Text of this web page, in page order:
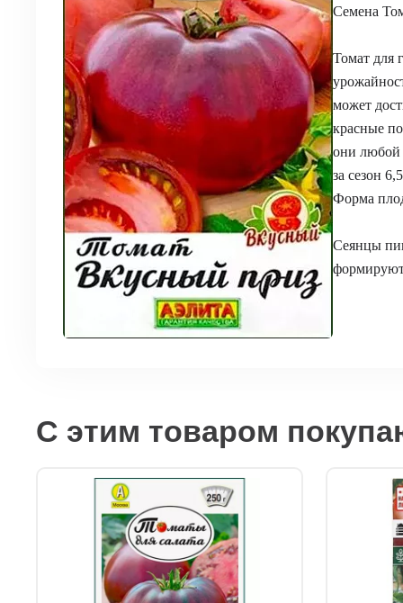
Семена
Томат для
может
красные
они любой
за сезон
Форма
Сеянцы
формируют
С этим товаром